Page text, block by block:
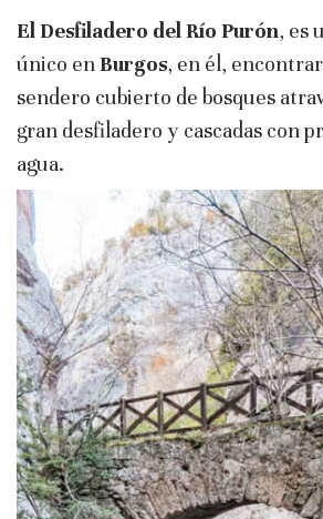
El Desfiladero del Río Purón, es
único enBurgos, en él,
sendero cubierto de bosques
gran desfiladero y cascadas con
agua.